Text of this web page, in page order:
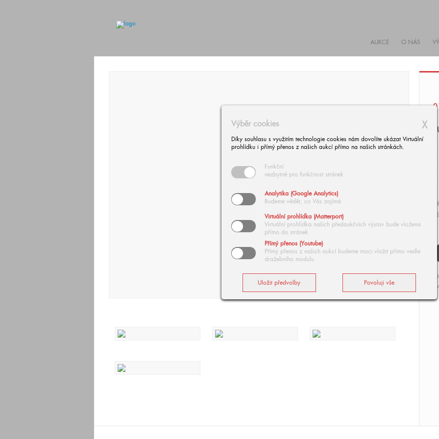
AUKCE O NÁS
X
Výběr cookies
Díky souhlasu s využitím technologie cookies nám dovolíte ukázat Virtuální
prohlídku i přímý přenos z našich aukcí přímo na našich stránkách.
Funkční
nezbytné pro funkčnost stránek
Analytika (Google Analytics)
Budeme vědět, co Vás zajímá
Virtuální prohlídka (Matterport)
Virtuální prohlídka našich předaukčních výstav bude vložena
přímo do stránek
Přímý přenos (Youtube)
Přímý přenos z našich aukcí budeme moci vložit přímo vedle
dražebního modulu